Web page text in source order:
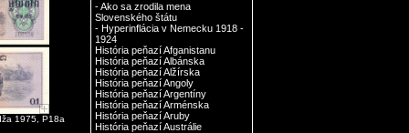
1975, P18a
- Ako sa zrodila mena
Slovenského štátu
- Hyperinflácia v Nemecku 1918 -
1924
História peňazí Afganistanu
História peňazí Albánska
História peňazí Alžírska
História peňazí Angoly
História peňazí Argentíny
História peňazí Arménska
História peňazí Aruby
História peňazí Austrálie